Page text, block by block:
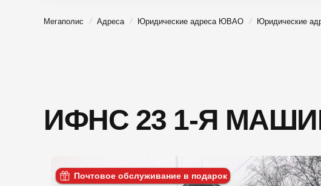
Мегаполис Адреса Юридические адреса ЮВАО Юридические
ИФНС 23 1-Я
Почтовое обслуживание в подарок